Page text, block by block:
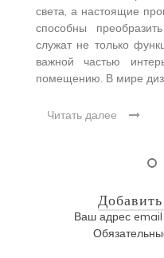
света, а настоящие
способны
служат не только
важной частью
помещению. В мире
Читать далее
Ваш адрес email